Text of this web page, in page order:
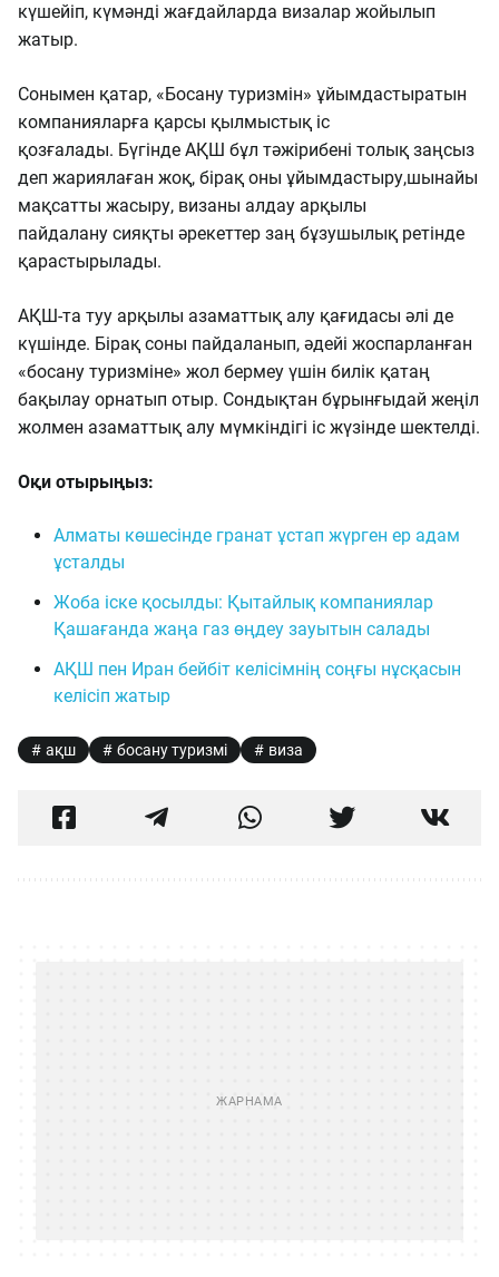
күшейіп, күмәнді жағдайларда визалар жойылып
жатыр.
Сонымен қатар, «Босану туризмін» ұйымдастыратын
компанияларға қарсы қылмыстық іс
қозғалады. Бүгінде АҚШ бұл тәжірибені толық заңсыз
деп жариялаған жоқ, бірақ оны ұйымдастыру,шынайы
мақсатты жасыру, визаны алдау арқылы
пайдалану сияқты әрекеттер заң бұзушылық ретінде
қарастырылады.
АҚШ-та туу арқылы азаматтық алу қағидасы әлі де
күшінде. Бірақ соны пайдаланып, әдейі жоспарланған
«босану туризміне» жол бермеу үшін билік қатаң
бақылау орнатып отыр. Сондықтан бұрынғыдай жеңіл
жолмен азаматтық алу мүмкіндігі іс жүзінде шектелді.
Оқи отырыңыз:
Алматы көшесінде гранат ұстап жүрген ер адам
ұсталды
Жоба іске қосылды: Қытайлық компаниялар
Қашағанда жаңа газ өңдеу зауытын салады
АҚШ пен Иран бейбіт келісімнің соңғы нұсқасын
келісіп жатыр
ақш босану туризмі виза